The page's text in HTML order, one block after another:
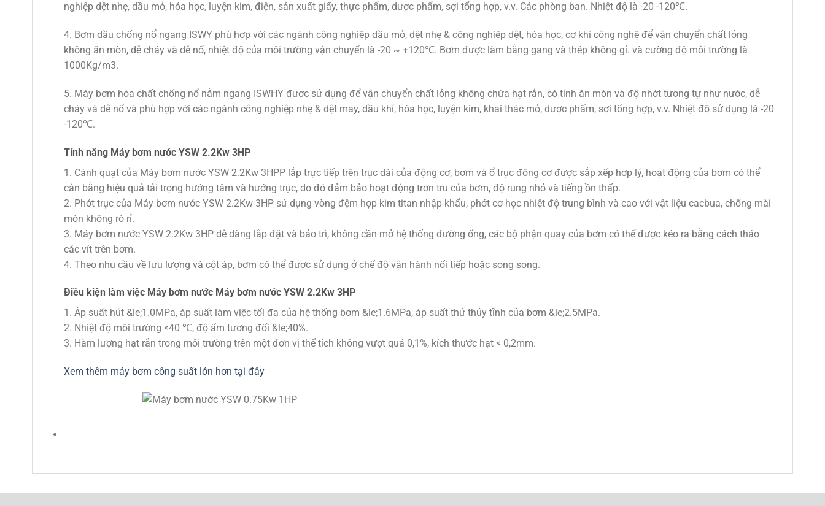
nghiệp dệt nhẹ, dầu mỏ, hóa học, luyện kim, điện, sản xuất giấy, thực phẩm, dược phẩm, sợi tổng hợp, v.v. Các phòng ban. Nhiệt độ là -20 -120℃.
4. Bơm dầu chống nổ ngang ISWY phù hợp với các ngành công nghiệp dầu mỏ, dệt nhẹ & công nghiệp dệt, hóa học, cơ khí công nghệ để vận chuyển chất lỏng
không ăn mòn, dễ cháy và dễ nổ, nhiệt độ của môi trường vận chuyển là -20 ~ +120℃. Bơm được làm bằng gang và thép không gỉ. và cường độ môi trường là
1000Kg/m3.
5. Máy bơm hóa chất chống nổ nằm ngang ISWHY được sử dụng để vận chuyển chất lỏng không chứa hạt rắn, có tính ăn mòn và độ nhớt tương tự như nước, dễ
cháy và dễ nổ và phù hợp với các ngành công nghiệp nhẹ & dệt may, dầu khí, hóa học, luyện kim, khai thác mỏ, dược phẩm, sợi tổng hợp, v.v. Nhiệt độ sử dụng là -20
-120℃.
Tính năng Máy bơm nước YSW 2.2Kw 3HP
1. Cánh quạt của Máy bơm nước YSW 2.2Kw 3HPP lắp trực tiếp trên trục dài của động cơ, bơm và ổ trục động cơ được sắp xếp hợp lý, hoạt động của bơm có thể
cân bằng hiệu quả tải trọng hướng tâm và hướng trục, do đó đảm bảo hoạt động trơn tru của bơm, độ rung nhỏ và tiếng ồn thấp.
2. Phớt trục của Máy bơm nước YSW 2.2Kw 3HP sử dụng vòng đệm hợp kim titan nhập khẩu, phớt cơ học nhiệt độ trung bình và cao với vật liệu cacbua, chống mài
mòn không rò rỉ.
3. Máy bơm nước YSW 2.2Kw 3HP dễ dàng lắp đặt và bảo trì, không cần mở hệ thống đường ống, các bộ phận quay của bơm có thể được kéo ra bằng cách tháo
các vít trên bơm.
4. Theo nhu cầu về lưu lượng và cột áp, bơm có thể được sử dụng ở chế độ vận hành nối tiếp hoặc song song.
Điều kiện làm việc Máy bơm nước Máy bơm nước YSW 2.2Kw 3HP
1. Áp suất hút &le;1.0MPa, áp suất làm việc tối đa của hệ thống bơm &le;1.6MPa, áp suất thử thủy tĩnh của bơm &le;2.5MPa.
2. Nhiệt độ môi trường <40 ℃, độ ẩm tương đối &le;40%.
3. Hàm lượng hạt rắn trong môi trường trên một đơn vị thể tích không vượt quá 0,1%, kích thước hạt < 0,2mm.
Xem thêm máy bơm công suất lớn hơn tại đây